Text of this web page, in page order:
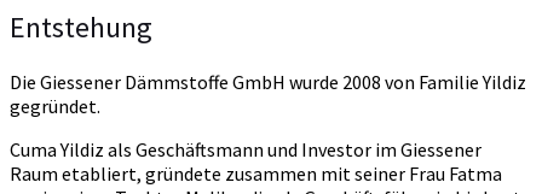
Entstehung
Die Giessener Dämmstoffe GmbH wurde 2008 von Familie Yildiz
gegründet.
Cuma Yildiz als Geschäftsmann und Investor im Giessener
Raum etabliert, gründete zusammen mit seiner Frau Fatma